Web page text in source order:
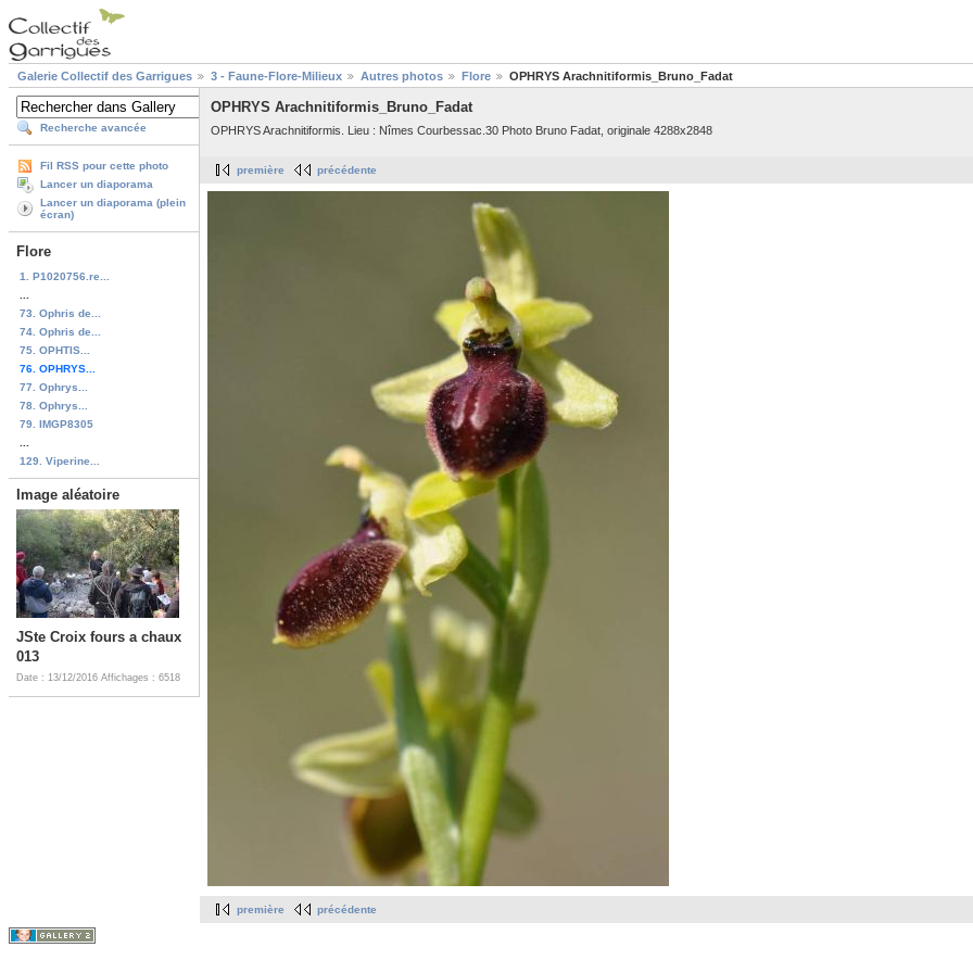
Galerie Collectif des Garrigues 3 - Faune-Flore-Milieux Autres photos Flore OPHRYS Arachnitiformis_Bruno_Fadat
Recherche avancée
Fil RSS pour cette photo
Lancer un diaporama
Lancer un diaporama (plein
écran)
Flore
1. P1020756.re...
73. Ophris de...
74. Ophris de...
75. OPHTIS...
76. OPHRYS...
77. Ophrys...
78. Ophrys...
79. IMGP8305
129. Viperine...
Image aléatoire
JSte Croix fours a chaux
013
Date : 13/12/2016 Affichages : 6518
OPHRYS Arachnitiformis_Bruno_Fadat
OPHRYS Arachnitiformis. Lieu : Nîmes Courbessac.30 Photo Bruno Fadat, originale 4288x2848
première précédente
première précédente